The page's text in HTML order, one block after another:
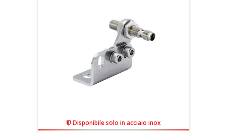
Disponibile solo in acciaio inox